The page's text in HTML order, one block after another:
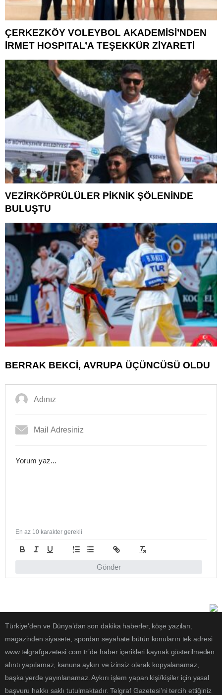
ÇERKEZKÖY VOLEYBOL AKADEMİSİ’NDEN
İRMET HOSPITAL’A TEŞEKKÜR ZİYARETİ
VEZİRKÖPRÜLÜLER PİKNİK ŞÖLENİNDE
BULUŞTU
BERRAK BEKCİ, AVRUPA ÜÇÜNCÜSÜ OLDU
Gönder
En az 10 karakter gerekli
Türkiye'den ve Dünya’dan son dakika haberler, köşe yazıları,
magazinden siyasete, spordan seyahate bütün konuların tek adresi
www.telgrafgazetesi.com.tr’de haber içerikleri kaynak gösterilmeden
alıntı yapılamaz, kanuna aykırı ve izinsiz olarak kopyalanamaz,
başka yerde yayınlanamaz. Aykırı işlem yapan kişi/kişiler için yasal
başvuru hakkı saklı tutulmaktadır. Telgraf Gazetesi’ni tercih ettiğiniz